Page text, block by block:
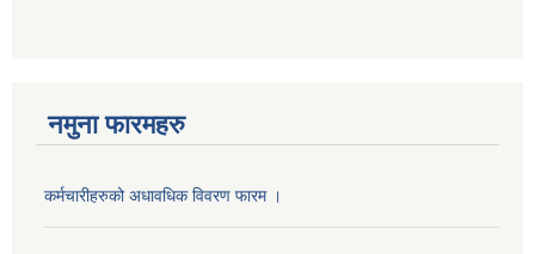
नमुना फारमहरु
कर्मचारीहरुको अधावधिक विवरण फारम ।